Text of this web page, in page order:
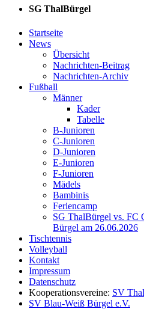
SG ThalBürgel
Startseite
News
Übersicht
Nachrichten-Beitrag
Nachrichten-Archiv
Fußball
Männer
Kader
Tabelle
B-Junioren
C-Junioren
D-Junioren
E-Junioren
F-Junioren
Mädels
Bambinis
Feriencamp
SG ThalBürgel vs. FC
Bürgel am 26.06.2026
Tischtennis
Volleyball
Kontakt
Impressum
Datenschutz
Kooperationsvereine: SV
SV Blau-Weiß Bürgel e.V.